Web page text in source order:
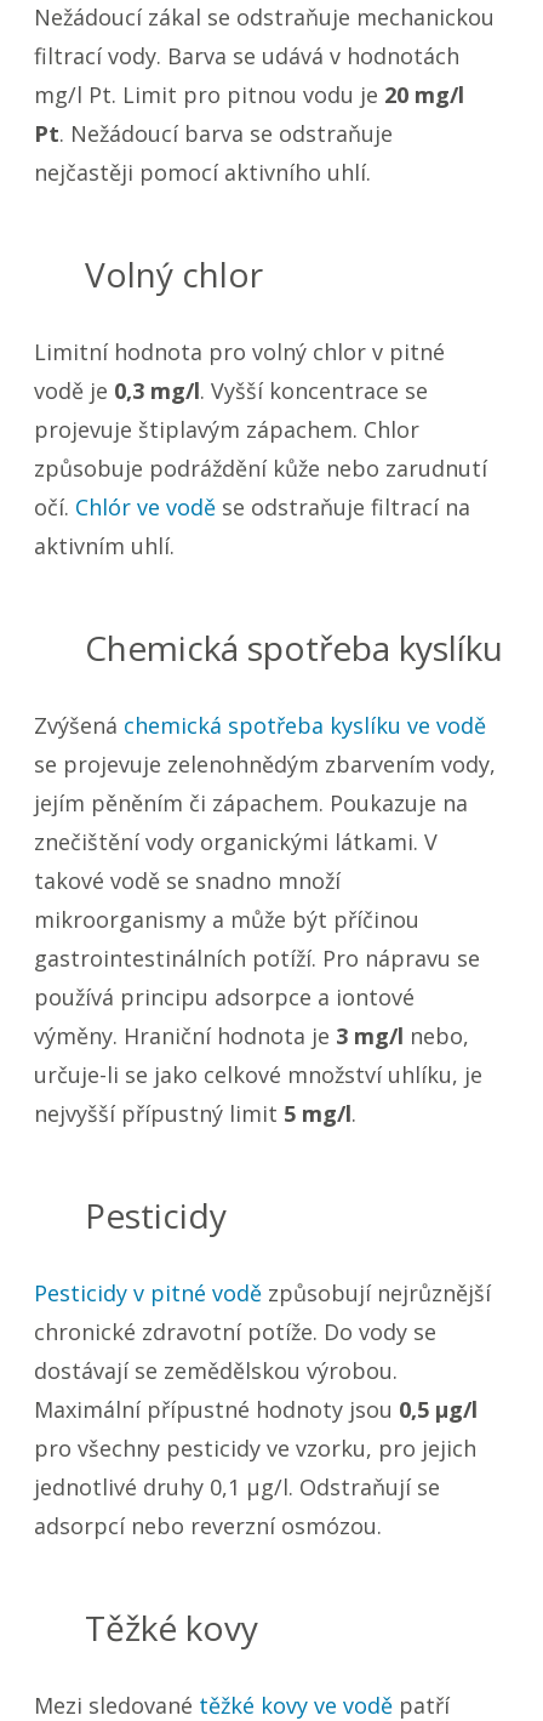
Nežádoucí zákal se odstraňuje mechanickou
filtrací vody. Barva se udává v hodnotách
mg/l Pt. Limit pro pitnou vodu je 20 mg/l
Pt. Nežádoucí barva se odstraňuje
nejčastěji pomocí aktivního uhlí.
Volný chlor
Limitní hodnota pro volný chlor v pitné
vodě je 0,3 mg/l. Vyšší koncentrace se
projevuje štiplavým zápachem. Chlor
způsobuje podráždění kůže nebo zarudnutí
očí. Chlór ve vodě se odstraňuje filtrací na
aktivním uhlí.
Chemická spotřeba kyslíku
Zvýšená chemická spotřeba kyslíku ve vodě
se projevuje zelenohnědým zbarvením vody,
jejím pěněním či zápachem. Poukazuje na
znečištění vody organickými látkami. V
takové vodě se snadno množí
mikroorganismy a může být příčinou
gastrointestinálních potíží. Pro nápravu se
používá principu adsorpce a iontové
výměny. Hraniční hodnota je 3 mg/l nebo,
určuje-li se jako celkové množství uhlíku, je
nejvyšší přípustný limit 5 mg/l.
Pesticidy
Pesticidy v pitné vodě způsobují nejrůznější
chronické zdravotní potíže. Do vody se
dostávají se zemědělskou výrobou.
Maximální přípustné hodnoty jsou 0,5 µg/l
pro všechny pesticidy ve vzorku, pro jejich
jednotlivé druhy 0,1 µg/l. Odstraňují se
adsorpcí nebo reverzní osmózou.
Těžké kovy
Mezi sledované těžké kovy ve vodě patří